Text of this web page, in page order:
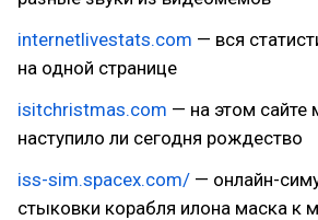
internetlivestats.com — вся
на одной странице
isitchristmas.com — на этом сайте
наступило ли сегодня рождество
iss-sim.spacex.com/ — онлайн-
стыковки корабля илона маска к